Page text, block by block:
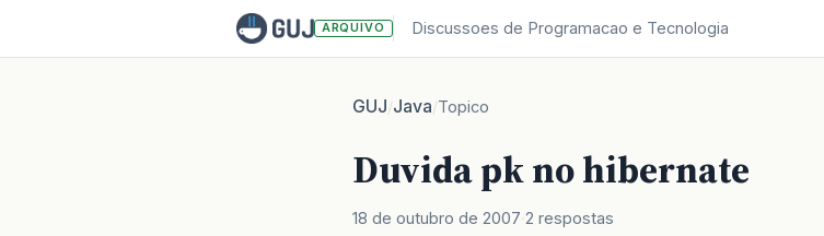
ARQUIVO Discussoes de Programacao e Tecnologia
GUJ/Java/Topico
Duvida pk no hibernate
18 de outubro de 2007 2 respostas